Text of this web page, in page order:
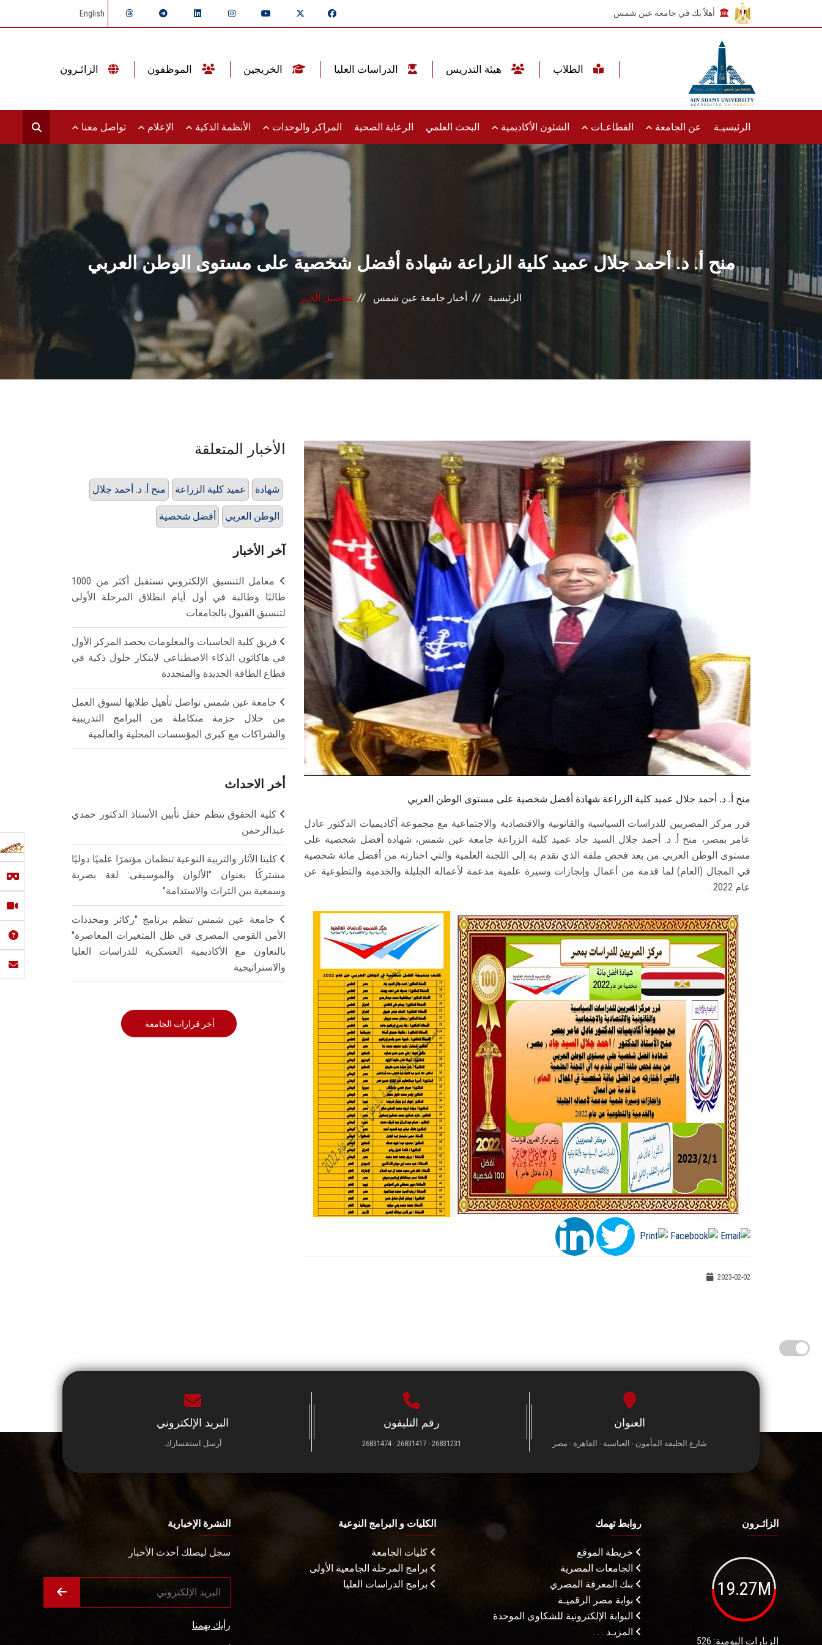
أهلاً بك في جامعة عين شمس English
الرئيسيـة عن الجامعة القطاعـات الشئون الأكاديمية البحث العلمي الرعاية الصحية المراكز والوحدات الأنظمة الذكية الإعلام تواصل معنا
منح أ. د. أحمد جلال عميد كلية الزراعة شهادة أفضل شخصية على مستوى الوطن العربي
الرئيسية أخبار جامعة عين شمس تفاصيل الخبر
منح أ. د. أحمد جلال عميد كلية الزراعة شهادة أفضل شخصية على مستوى الوطن العربي
قرر مركز المصريين للدراسات السياسية والقانونية والاقتصادية والاجتماعية مع مجموعة أكاديميات الدكتور عادل
عامر بمصر، منح أ. د. أحمد جلال السيد جاد عميد كلية الزراعة جامعة عين شمس، شهادة أفضل شخصية على
مستوى الوطن العربي من بعد فحص ملفة الذي تقدم به إلى اللجنة العلمية والتي اختارته من أفضل مائة شخصية
في المجال (العام) لما قدمة من أعمال وإنجازات وسيرة علمية مدعمة لأعماله الجليلة والخدمية والتطوعية عن
عام 2022 .
2023-02-02
الأخبار المتعلقة
منح أ. د. أحمد جلال عميد كلية الزراعة شهادة
أفضل شخصية الوطن العربي
آخر الأخبار
معامل التنسيق الإلكتروني تستقبل أكثر من 1000
طالبًا وطالبة في أول أيام انطلاق المرحلة الأولى
لتنسيق القبول بالجامعات
فريق كلية الحاسبات والمعلومات يحصد المركز الأول
في هاكاثون الذكاء الاصطناعي لابتكار حلول ذكية في
قطاع الطاقة الجديدة والمتجددة
جامعة عين شمس تواصل تأهيل طلابها لسوق العمل
من خلال حزمة متكاملة من البرامج التدريبية
والشراكات مع كبرى المؤسسات المحلية والعالمية
أخر الاحداث
كلية الحقوق تنظم حفل تأبين الأستاذ الدكتور حمدي
عبدالرحمن
كليتا الآثار والتربية النوعية تنظمان مؤتمرًا علميًا دوليًا
مشتركًا بعنوان "الألوان والموسيقى: لغة بصرية
وسمعية بين التراث والاستدامة"
جامعة عين شمس تنظم برنامج "ركائز ومحددات
الأمن القومي المصري في ظل المتغيرات المعاصرة"
بالتعاون مع الأكاديمية العسكرية للدراسات العليا
والاستراتيجية
أخر قرارات الجامعة
العنوان
شارع الخليفة المأمون - العباسية - القاهرة - مصر
رقم التليفون
26831231 - 26831417 - 26831474
البريد الإلكتروني
أرسل استفسارك.
الزائـرون
19.27M
الزيارات اليومية: 526
روابط تهمك
خريطة الموقع
الجامعات المصرية
بنك المعرفة المصري
بوابة مصر الرقميـة
البوابة الإلكترونية للشكاوى الموحدة
المزيـد . . .
الكليات و البرامج النوعية
كليات الجامعة
برامج المرحلة الجامعية الأولى
برامج الدراسات العليا
النشرة الإخبارية
سجل ليصلك أحدث الأخبار
رأيك يهمنا